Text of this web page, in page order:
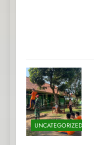
UNCATEGORIZED